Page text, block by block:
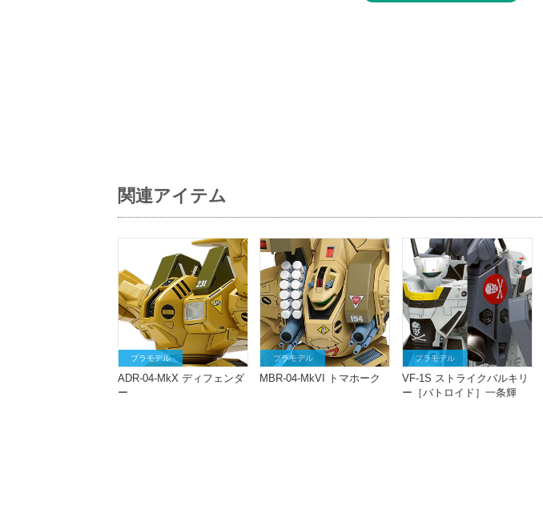
関連アイテム
プラモデル
ADR-04-MkX ディフェンダ
ー
プラモデル
MBR-04-MkVI トマホーク
プラモデル
VF-1S ストライクバルキリ
ー［バトロイド］一条輝